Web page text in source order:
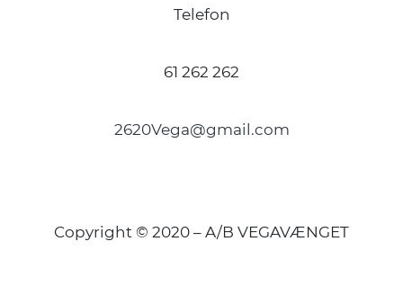
Telefon
61 262 262
2620Vega@gmail.com
Copyright © 2020 – A/B VEGAVÆNGET